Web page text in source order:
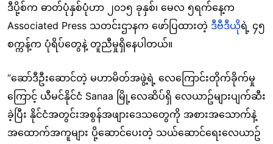
ဒီပို့စ်က ဓာတ်ပုံနှစ်ပုံဟာ ၂၀၁၅ ခုနှစ်၊ မေလ ၅ရက်နေ့က
Associated Press သတင်းဌာနက ဖော်ပြထားတဲ့ ဒီဗီဒီယိုရဲ့ ၄၅
စက္ကန့်က ပုံရိပ်တွေနဲ့ တူညီမှုရှိနေပါတယ်။
“ဆော်ဒီဦးဆောင်တဲ့ မဟာမိတ်အဖွဲ့ရဲ့ လေကြောင်းတိုက်ခိုက်မှု
ကြောင့် ယီမင်နိုင်ငံ Sanaa မြို့လေဆိပ်ရှိ လေယာဥ်များပျက်ဆီး
ခဲ့ပြီး နိုင်ငံအတွင်းအစွန်အဖျားဒေသတွေကို အစားအသောက်နဲ့
အထောက်အကူများ ပို့ဆောင်ပေးတဲ့ သယ်ဆောင်ရေးလေယာဥ်